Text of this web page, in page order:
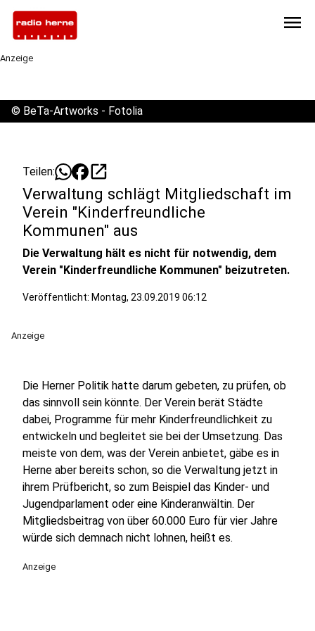
menu
Anzeige
© BeTa-Artworks - Fotolia
Teilen: open_in_new
Verwaltung schlägt Mitgliedschaft im
Verein "Kinderfreundliche
Kommunen" aus
Die Verwaltung hält es nicht für notwendig, dem
Verein "Kinderfreundliche Kommunen" beizutreten.
Veröffentlicht: Montag, 23.09.2019 06:12
Anzeige
Die Herner Politik hatte darum gebeten, zu prüfen, ob
das sinnvoll sein könnte. Der Verein berät Städte
dabei, Programme für mehr Kinderfreundlichkeit zu
entwickeln und begleitet sie bei der Umsetzung. Das
meiste von dem, was der Verein anbietet, gäbe es in
Herne aber bereits schon, so die Verwaltung jetzt in
ihrem Prüfbericht, so zum Beispiel das Kinder- und
Jugendparlament oder eine Kinderanwältin. Der
Mitgliedsbeitrag von über 60.000 Euro für vier Jahre
würde sich demnach nicht lohnen, heißt es.
Anzeige